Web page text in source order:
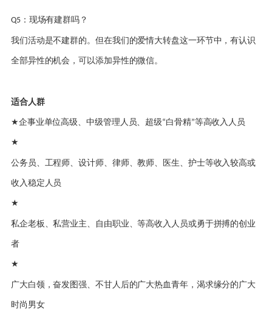
Q5：现场有建群吗？
我们活动是不建群的。但在我们的爱情大转盘这一环节中，有认识
全部异性的机会，可以添加异性的微信。
适合人群
★企事业单位高级、中级管理人员、超级“白骨精”等高收入人员
★
公务员、工程师、设计师、律师、教师、医生、护士等收入较高或
收入稳定人员
★
私企老板、私营业主、自由职业、等高收入人员或勇于拼搏的创业
者
★
广大白领，奋发图强、不甘人后的广大热血青年，渴求缘分的广大
时尚男女